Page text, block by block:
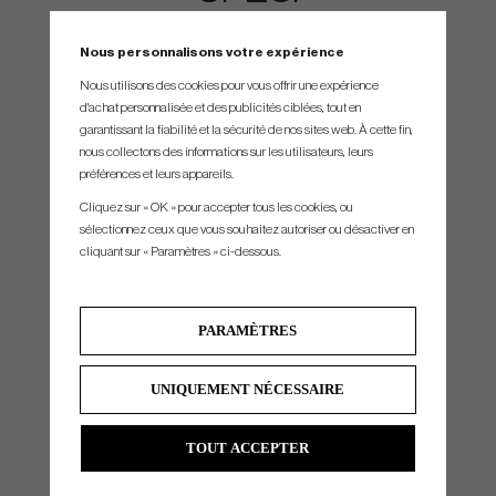
#4 22° 61.5°
#6
#7 32° 63°
#Pw 44° 64°
Swingweight might be slightly different.
Nous personnalisons votre expérience
Nous utilisons des cookies pour vous offrir une expérience
d'achat personnalisée et des publicités ciblées, tout en
garantissant la fiabilité et la sécurité de nos sites web. À cette fin,
nous collectons des informations sur les utilisateurs, leurs
préférences et leurs appareils.
Cliquez sur « OK » pour accepter tous les cookies, ou
sélectionnez ceux que vous souhaitez autoriser ou désactiver en
cliquant sur « Paramètres » ci-dessous.
PARAMÈTRES
UNIQUEMENT NÉCESSAIRE
TOUT ACCEPTER